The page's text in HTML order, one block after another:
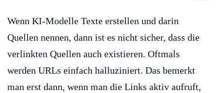
Wenn KI-Modelle Texte erstellen und darin
Quellen nennen, dann ist es nicht sicher, dass die
verlinkten Quellen auch existieren. Oftmals
werden URLs einfach halluziniert. Das bemerkt
man erst dann, wenn man die Links aktiv aufruft,